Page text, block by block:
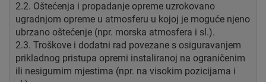
2.2. Oštećenja i propadanje opreme uzrokovano
ugradnjom opreme u atmosferu u kojoj je moguće njeno
ubrzano oštećenje (npr. morska atmosfera i sl.).
2.3. Troškove i dodatni rad povezane s osiguravanjem
prikladnog pristupa opremi instaliranoj na ograničenim
ili nesigurnim mjestima (npr. na visokim pozicijama i